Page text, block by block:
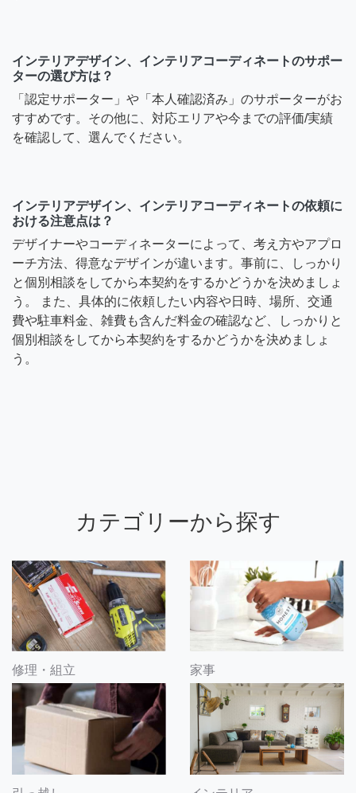
インテリアデザイン、インテリアコーディネートのサポー
ターの選び方は？
「認定サポーター」や「本人確認済み」のサポーターがお
すすめです。その他に、対応エリアや今までの評価/実績
を確認して、選んでください。
インテリアデザイン、インテリアコーディネートの依頼に
おける注意点は？
デザイナーやコーディネーターによって、考え方やアプロ
ーチ方法、得意なデザインが違います。事前に、しっかり
と個別相談をしてから本契約をするかどうかを決めましょ
う。 また、具体的に依頼したい内容や日時、場所、交通
費や駐車料金、雑費も含んだ料金の確認など、しっかりと
個別相談をしてから本契約をするかどうかを決めましょ
う。
カテゴリーから探す
修理・組立 家事